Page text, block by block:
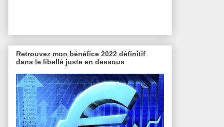
Retrouvez mon bénéfice 2022 définitif
dans le libellé juste en dessous